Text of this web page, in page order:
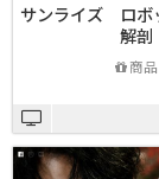
サンライズ ロボ
解剖
商品